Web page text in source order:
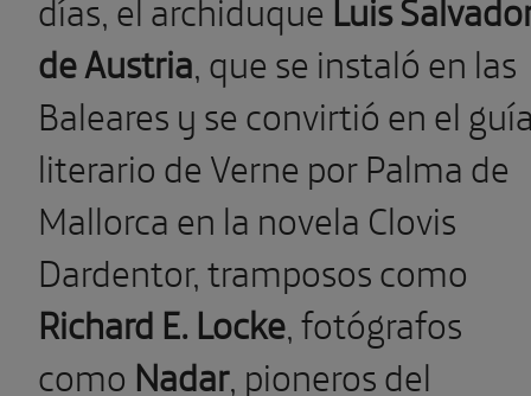
de Austria, que se instaló en las
Baleares y se convirtió en el
literario de Verne por Palma de
Mallorca en la novela Clovis
Dardentor, tramposos como
Richard E. Locke, fotógrafos
como Nadar, pioneros del